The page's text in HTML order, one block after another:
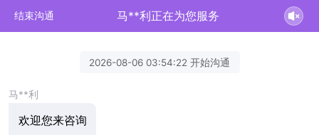
结束沟通 马**利正在为您服务
2026-08-06 03:54:22 开始沟通
马**利
欢迎您来咨询